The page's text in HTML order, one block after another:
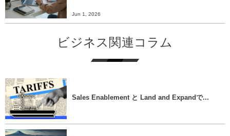
Jun 1, 2026
ビジネス関連コラム
Sales Enablement と Land and Expandで...